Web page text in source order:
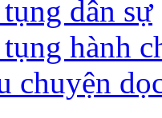
dân sự
hành
chuyện